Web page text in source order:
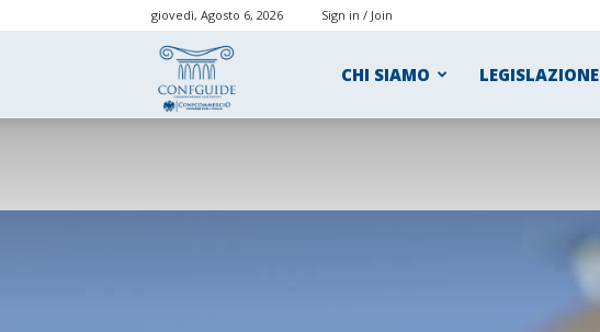
giovedì, Agosto 6, 2026 Sign in / Join
CHI SIAMO LEGISLAZIONE